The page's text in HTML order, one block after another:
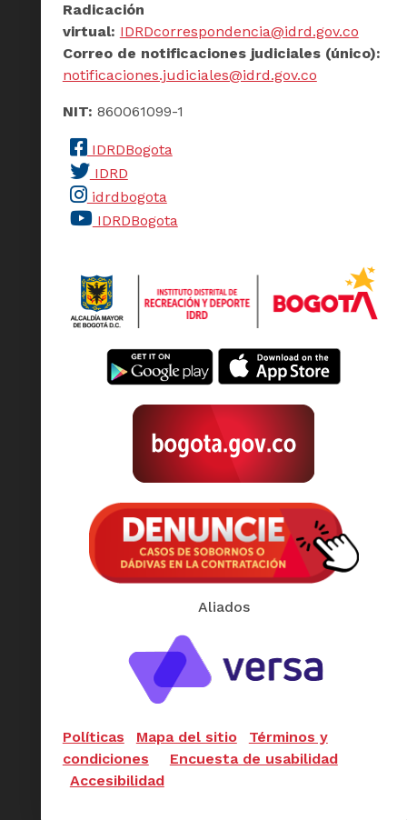
Radicación
virtual: IDRDcorrespondencia@idrd.gov.co
Correo de notificaciones judiciales (único):
notificaciones.judiciales@idrd.gov.co
NIT: 860061099-1
IDRDBogota
IDRD
idrdbogota
IDRDBogota
Aliados
Políticas Mapa del sitio
Términos y
condiciones
Encuesta de usabilidad
Accesibilidad